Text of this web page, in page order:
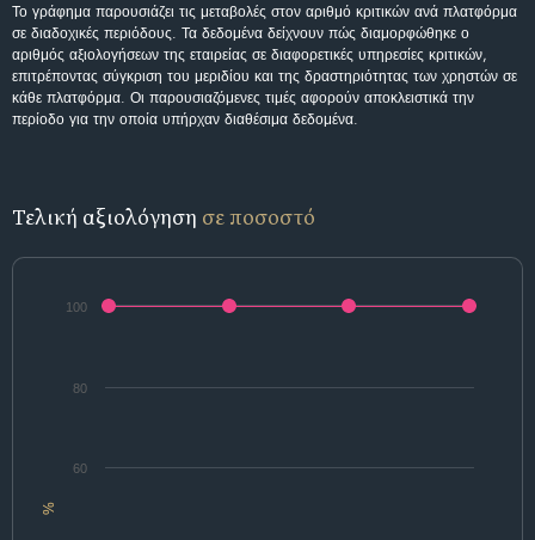
Το γράφημα παρουσιάζει τις μεταβολές στον αριθμό κριτικών ανά πλατφόρμα
σε διαδοχικές περιόδους. Τα δεδομένα δείχνουν πώς διαμορφώθηκε ο
αριθμός αξιολογήσεων της εταιρείας σε διαφορετικές υπηρεσίες κριτικών,
επιτρέποντας σύγκριση του μεριδίου και της δραστηριότητας των χρηστών σε
κάθε πλατφόρμα. Οι παρουσιαζόμενες τιμές αφορούν αποκλειστικά την
περίοδο για την οποία υπήρχαν διαθέσιμα δεδομένα.
Τελική αξιολόγηση σε ποσοστό
%
60
80
100